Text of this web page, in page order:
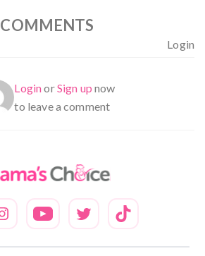
COMMENTS
Login
LoginorSign up now
to leave a comment